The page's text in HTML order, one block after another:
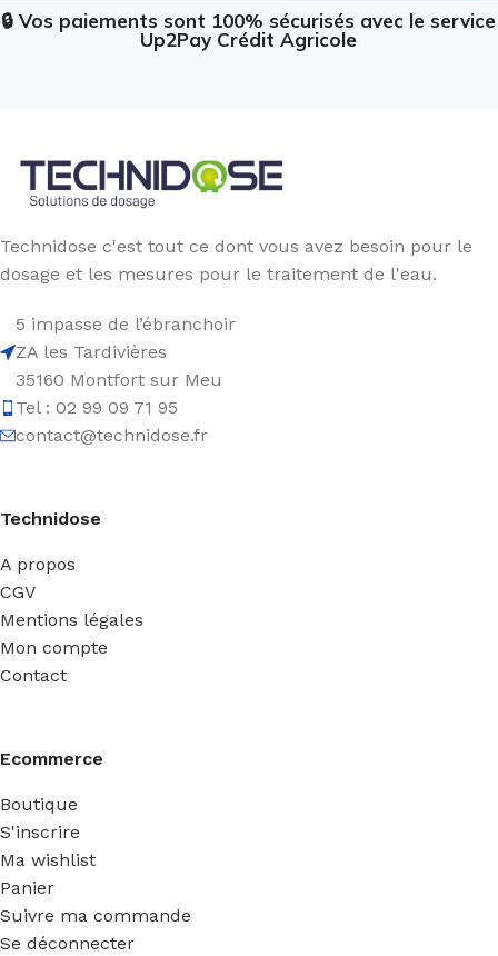
🔒 Vos paiements sont 100% sécurisés avec le service
Up2Pay Crédit Agricole
Technidose c'est tout ce dont vous avez besoin pour le
dosage et les mesures pour le traitement de l'eau.
5 impasse de l’ébranchoir
ZA les Tardivières
35160 Montfort sur Meu
Tel : 02 99 09 71 95
contact@technidose.fr
Technidose
A propos
CGV
Mentions légales
Mon compte
Contact
Ecommerce
Boutique
S'inscrire
Ma wishlist
Panier
Suivre ma commande
Se déconnecter